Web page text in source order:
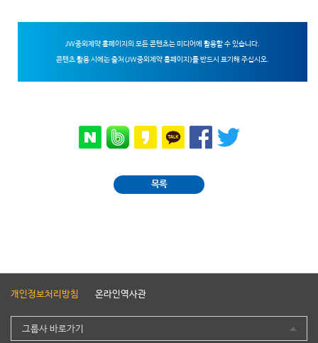
JW중외제약 홈페이지의 모든 콘텐츠는 미디어에 활용할 수 있습니다.
콘텐츠 활용 시에는 출처(JW중외제약 홈페이지)를 반드시 표기해 주십시오.
목록
개인정보처리방침 온라인역사관